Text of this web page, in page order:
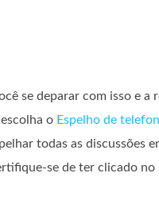
se deparar com isso e a
o Espelho de
todas as discussões
se de ter clicado